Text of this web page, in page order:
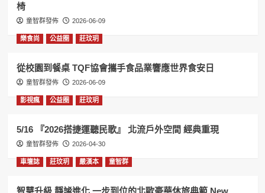
椅
童智群發佈 2026-06-09
樂食尚 公益圈 莊玟玥
從校園到餐桌 TQF協會攜手食品業響應世界食安日
童智群發佈 2026-06-09
影視瘋 公益圈 莊玟玥
5/16 『2026搭捷運聽民歌』 北流戶外空間 經典重現
童智群發佈 2026-04-30
車壇誌 莊玟玥 嚴漢本 童智群
智慧升級 靜謐進化 一步到位的北歐豪華休旅典範 New